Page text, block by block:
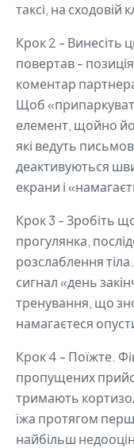
таксі, на сходовій
Крок 2 - Винесіть
повертав -
коментар
Щоб
елемент, щойно
які ведуть
деактивуються
екрани і
Крок 3 - Зробіть
прогулянка,
розслаблення
сигнал «день
тренування, що
намагаєтеся
Крок 4 - Поїжте.
пропущених
тримають
їжа протягом
найбільш